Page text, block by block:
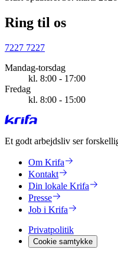
Ring til os
7227 7227
Mandag-torsdag
kl. 8:00 - 17:00
Fredag
kl. 8:00 - 15:00
Et godt arbejdsliv ser
Om Krifa
Kontakt
Din lokale Krifa
Presse
Job i Krifa
Privatpolitik
Cookie samtykke